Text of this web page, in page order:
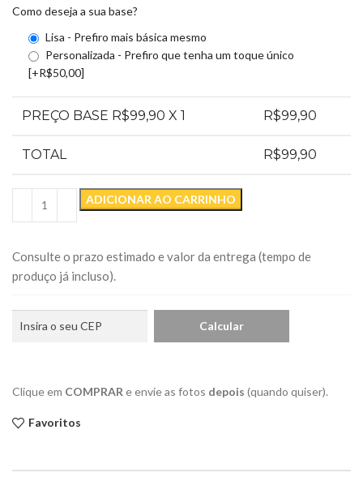
Quadro
Como deseja a sua base?
Lisa - Prefiro mais básica mesmo
Personalizada - Prefiro que tenha um toque único
[+R$50,00]
PREÇO BASE R$99,90 X 1 R$99,90
TOTAL R$99,90
ADICIONAR AO CARRINHO
Consulte o prazo estimado e valor da entrega (tempo de
produço já incluso).
Clique em COMPRAR e envie as fotos depois (quando quiser).
Favoritos